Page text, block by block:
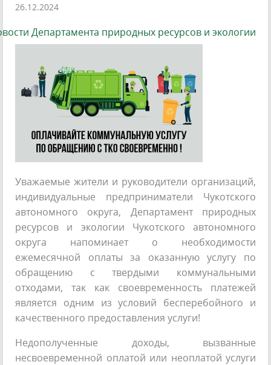
26.12.2024
Департамента природных ресурсов и экологии
Уважаемые жители и руководители организаций,
индивидуальные предприниматели Чукотского
автономного округа, Департамент природных
ресурсов и экологии Чукотского автономного
округа напоминает о необходимости
ежемесячной оплаты за оказанную услугу по
обращению с твердыми коммунальными
отходами, так как своевременность платежей
является одним из условий бесперебойного и
качественного предоставления услуги!
Недополученные доходы, вызванные
несвоевременной оплатой или неоплатой услуги